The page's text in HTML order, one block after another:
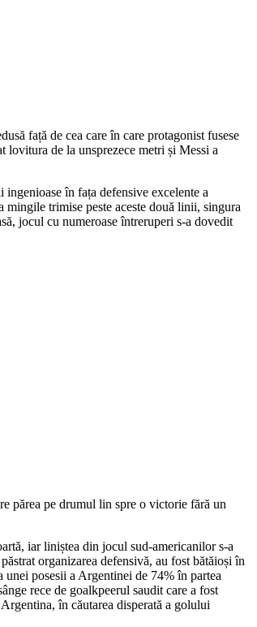
față de cea care în care protagonist fusese
de la unsprezece metri și Messi a
în fața defensive excelente a
trimise peste aceste două linii, singura
jocul cu numeroase întreruperi s-a dovedit
părea pe drumul lin spre o victorie fără un
iar liniștea din jocul sud-americanilor s-a
organizarea defensivă, au fost bătăioși în
posesii a Argentinei de 74% în partea
rece de goalkpeerul saudit care a fost
în căutarea disperată a golului